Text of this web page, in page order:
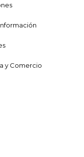
y Comercio